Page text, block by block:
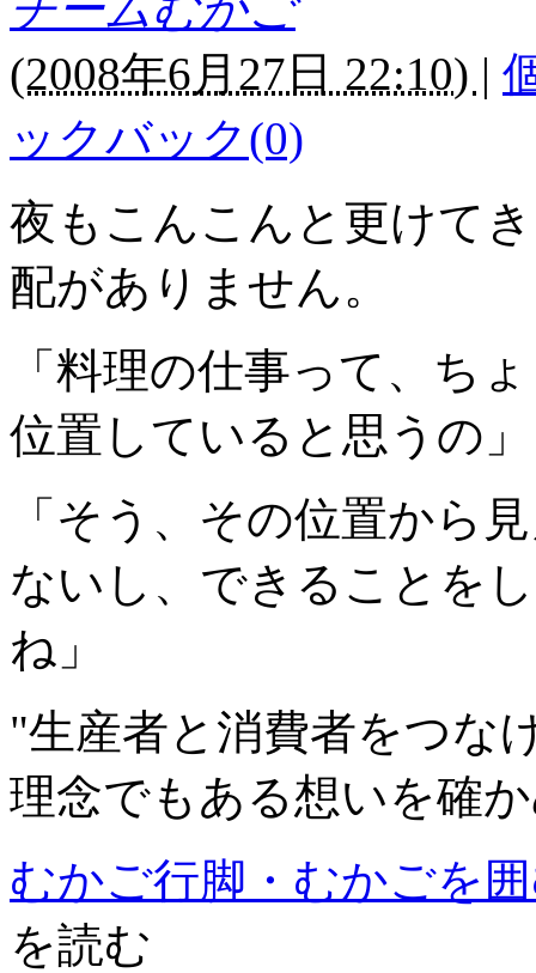
(2008年6月27日 22:10) |
ックバック(0)
夜もこんこんと更けて
配がありません。
「料理の仕事って、ち
位置していると思うの」
「そう、その位置から
ないし、できることを
ね」
"生産者と消費者をつな
理念でもある想いを確
むかご行脚・むかごを
を読む